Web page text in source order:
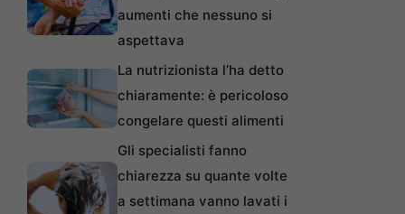
aumenti che nessuno si
aspettava
La nutrizionista l’ha detto
chiaramente: è pericoloso
congelare questi alimenti
Gli specialisti fanno
chiarezza su quante volte
a settimana vanno lavati i